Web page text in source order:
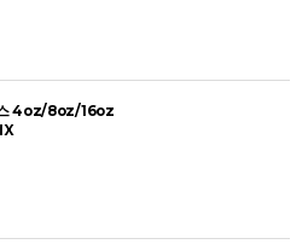
4oz/8oz/16oz